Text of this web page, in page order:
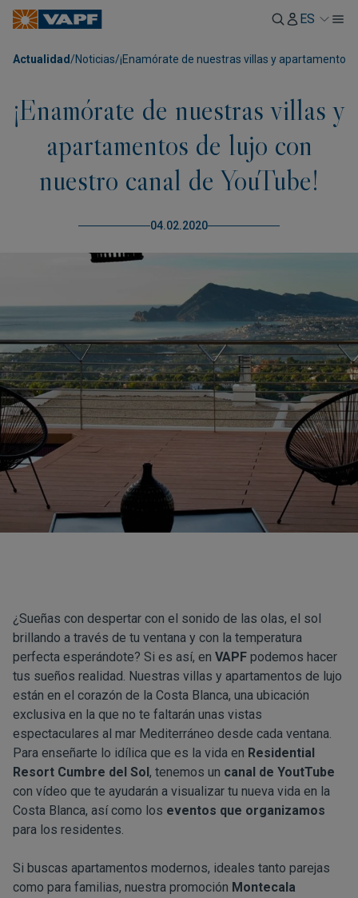
ES
Actualidad /Noticias/¡Enamórate de nuestras villas y apartamentos
¡Enamórate de nuestras villas y
apartamentos de lujo con
nuestro canal de YouTube!
04.02.2020
¿Sueñas con despertar con el sonido de las olas, el sol
brillando a través de tu ventana y con la temperatura
perfecta esperándote? Si es así, en VAPF podemos hacer
tus sueños realidad. Nuestras villas y apartamentos de lujo
están en el corazón de la Costa Blanca, una ubicación
exclusiva en la que no te faltarán unas vistas
espectaculares al mar Mediterráneo desde cada ventana.
Para enseñarte lo idílica que es la vida en Residential
Resort Cumbre del Sol, tenemos un canal de YoutTube
con vídeo que te ayudarán a visualizar tu nueva vida en la
Costa Blanca, así como los eventos que organizamos
para los residentes.
Si buscas apartamentos modernos, ideales tanto parejas
como para familias, nuestra promoción Montecala